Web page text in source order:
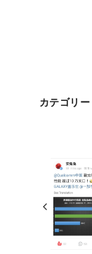
カテゴリー